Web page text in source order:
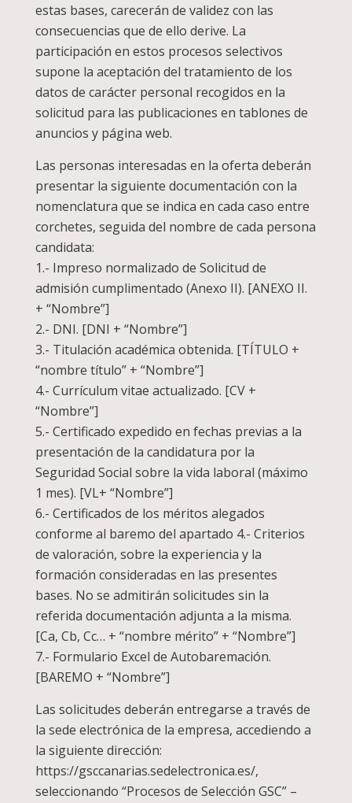
estas bases, carecerán de validez con las
consecuencias que de ello derive. La
participación en estos procesos selectivos
supone la aceptación del tratamiento de los
datos de carácter personal recogidos en la
solicitud para las publicaciones en tablones de
anuncios y página web.
Las personas interesadas en la oferta deberán
presentar la siguiente documentación con la
nomenclatura que se indica en cada caso entre
corchetes, seguida del nombre de cada persona
candidata:
1.- Impreso normalizado de Solicitud de
admisión cumplimentado (Anexo II). [ANEXO II.
+ “Nombre”]
2.- DNI. [DNI + “Nombre”]
3.- Titulación académica obtenida. [TÍTULO +
“nombre título” + “Nombre”]
4.- Currículum vitae actualizado. [CV +
“Nombre”]
5.- Certificado expedido en fechas previas a la
presentación de la candidatura por la
Seguridad Social sobre la vida laboral (máximo
1 mes). [VL+ “Nombre”]
6.- Certificados de los méritos alegados
conforme al baremo del apartado 4.- Criterios
de valoración, sobre la experiencia y la
formación consideradas en las presentes
bases. No se admitirán solicitudes sin la
referida documentación adjunta a la misma.
[Ca, Cb, Cc… + “nombre mérito” + “Nombre”]
7.- Formulario Excel de Autobaremación.
[BAREMO + “Nombre”]
Las solicitudes deberán entregarse a través de
la sede electrónica de la empresa, accediendo a
la siguiente dirección:
https://gsccanarias.sedelectronica.es/,
seleccionando “Procesos de Selección GSC” –